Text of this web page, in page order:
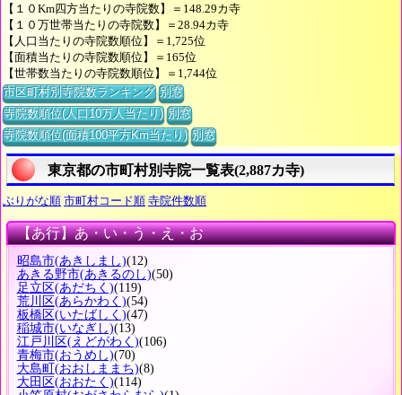
【１０Km四方当たりの寺院数】＝148.29カ寺
【１０万世帯当たりの寺院数】＝28.94カ寺
【人口当たりの寺院数順位】＝1,725位
【面積当たりの寺院数順位】＝165位
【世帯数当たりの寺院数順位】＝1,744位
市区町村別寺院数ランキング 別窓
寺院数順位(人口10万人当たり) 別窓
寺院数順位(面積100平方Km当たり) 別窓
東京都の市町村別寺院一覧表(2,887カ寺)
ぶりがな順 市町村コード順 寺院件数順
【あ行】あ・い・う・え・お
昭島市(あきしまし)(12)
あきる野市(あきるのし)(50)
足立区(あだちく)(119)
荒川区(あらかわく)(54)
板橋区(いたばしく)(47)
稲城市(いなぎし)(13)
江戸川区(えどがわく)(106)
青梅市(おうめし)(70)
大島町 (おおしままち)(8)
大田区(おおたく)(114)